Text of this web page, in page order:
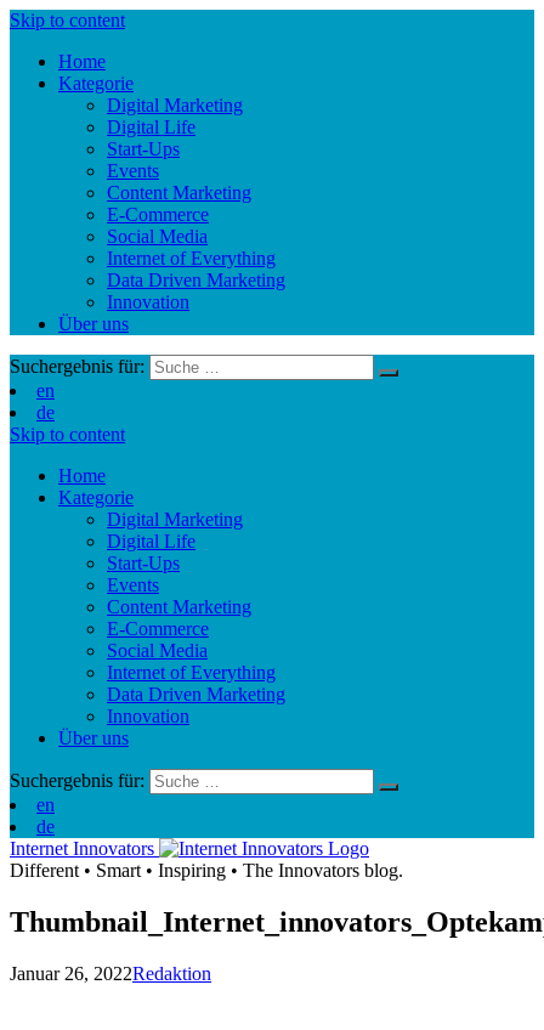
Skip to content
Home
Kategorie
Digital Marketing
Digital Life
Start-Ups
Events
Content Marketing
E-Commerce
Social Media
Internet of Everything
Data Driven Marketing
Innovation
Über uns
Suchergebnis für:
en
de
Skip to content
Home
Kategorie
Digital Marketing
Digital Life
Start-Ups
Events
Content Marketing
E-Commerce
Social Media
Internet of Everything
Data Driven Marketing
Innovation
Über uns
Suchergebnis für:
en
de
Internet Innovators
Different • Smart • Inspiring • The Innovators blog.
Januar 26, 2022Redaktion